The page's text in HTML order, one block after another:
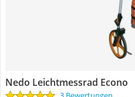
Nedo Leichtmessrad Econo